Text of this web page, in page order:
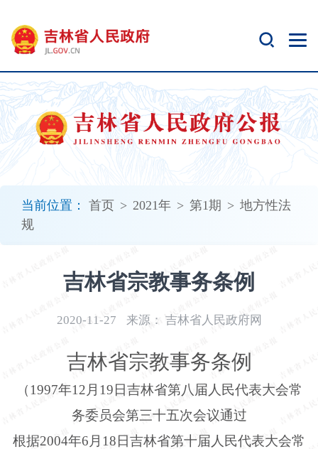
当前位置： 首页 > 2021年 > 第1期 > 地方性法
规
吉林省宗教事务条例
2020-11-27 来源： 吉林省人民政府网
吉林省宗教事务条例
（1997年12月19日吉林省第八届人民代表大会常
务委员会第三十五次会议通过
根据2004年6月18日吉林省第十届人民代表大会常
开
无
障
碍
说
明
加